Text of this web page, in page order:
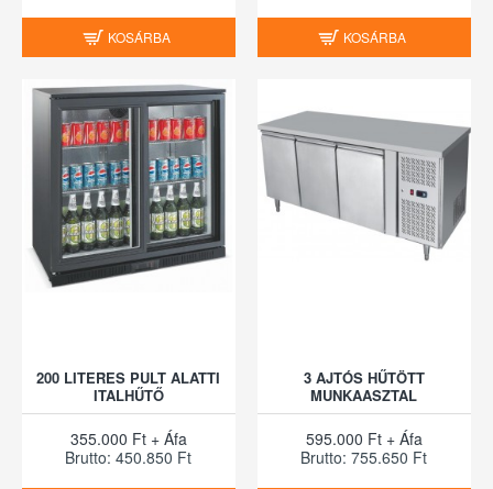
KOSÁRBA KOSÁRBA
200 LITERES PULT ALATTI
ITALHŰTŐ
355.000 Ft + Áfa
Brutto: 450.850 Ft
3 AJTÓS HŰTÖTT
MUNKAASZTAL
595.000 Ft + Áfa
Brutto: 755.650 Ft